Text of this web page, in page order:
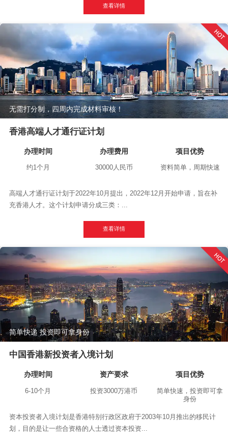
查看详情
无需打分制，四周内完成材料审核！
香港高端人才通行证计划
办理时间
约1个月
办理费用
30000人民币
项目优势
资料简单，周期快速
高端人才通行证计划于2022年10月提出，2022年12月开始申请，旨在补
充香港人才。这个计划申请分成三类：...
查看详情
简单快递 投资即可拿身份
中国香港新投资者入境计划
办理时间
6-10个月
资产要求
投资3000万港币
项目优势
简单快速，投资即可拿
身份
资本投资者入境计划是香港特别行政区政府于2003年10月推出的移民计
划，目的是让一些合资格的人士透过资本投资...